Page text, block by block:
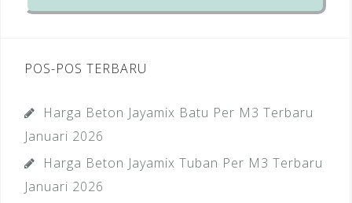
POS-POS TERBARU
Harga Beton Jayamix Batu Per M3 Terbaru
Januari 2026
Harga Beton Jayamix Tuban Per M3 Terbaru
Januari 2026